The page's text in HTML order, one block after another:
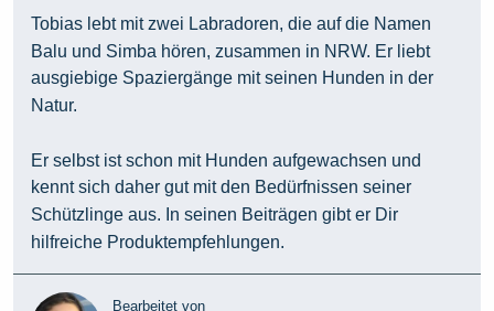
Tobias lebt mit zwei Labradoren, die auf die Namen
Balu und Simba hören, zusammen in NRW. Er liebt
ausgiebige Spaziergänge mit seinen Hunden in der
Natur.
Er selbst ist schon mit Hunden aufgewachsen und
kennt sich daher gut mit den Bedürfnissen seiner
Schützlinge aus. In seinen Beiträgen gibt er Dir
hilfreiche Produktempfehlungen.
Bearbeitet von